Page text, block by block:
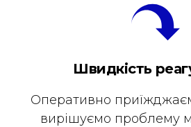
Швидкість
Оперативно
вирішуємо проблему